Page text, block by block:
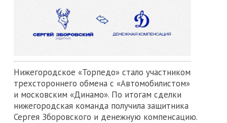
Нижегородское «Торпедо» стало участником
трехстороннего обмена с «Автомобилистом»
и московским «Динамо». По итогам сделки
нижегородская команда получила защитника
Сергея Зборовского и денежную компенсацию.